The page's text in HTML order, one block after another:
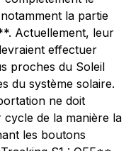
la partie
Actuellement, leur
effectuer
proches du Soleil
du système solaire.
ne doit
de la manière la
les boutons